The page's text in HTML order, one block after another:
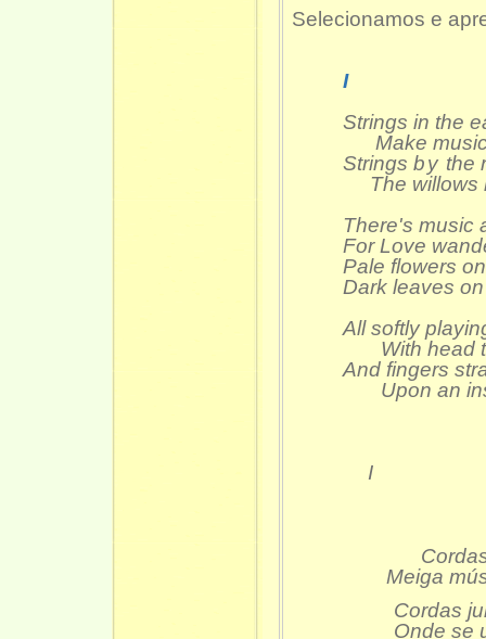
Selecionamos e
I
Strings in the
Make music
Stringsby the
The willows
There's music
For Love
Pale flowers
Dark leaves
All softly
With head
And fingers
Upon an
I
Meiga
Cordas
Onde se